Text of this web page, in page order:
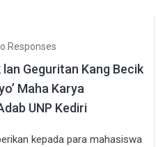
Responses
Geguritan Kang Becik
Maha Karya
UNP Kediri
kepada para mahasiswa